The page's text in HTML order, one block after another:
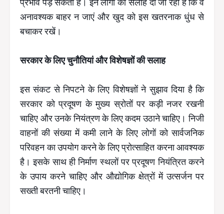
प्रभाव पड़ सकता है। इन लोगों को सलाह दी जा रही है कि वे
अनावश्यक बाहर न जाएं और खुद को इस खतरनाक धुंध से
बचाकर रखें।
सरकार के लिए चुनौतियां और विशेषज्ञों की सलाह
इस संकट से निपटने के लिए विशेषज्ञों ने सुझाव दिया है कि
सरकार को प्रदूषण के मुख्य स्रोतों पर कड़ी नजर रखनी
चाहिए और उनके नियंत्रण के लिए कदम उठाने चाहिए। निजी
वाहनों की संख्या में कमी लाने के लिए लोगों को सार्वजनिक
परिवहन का उपयोग करने के लिए प्रोत्साहित करना आवश्यक
है। इसके साथ ही निर्माण स्थलों पर प्रदूषण नियंत्रित करने
के उपाय करने चाहिए और औद्योगिक क्षेत्रों में उत्सर्जन पर
सख्ती बरतनी चाहिए।